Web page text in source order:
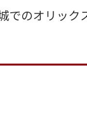
でのオリック